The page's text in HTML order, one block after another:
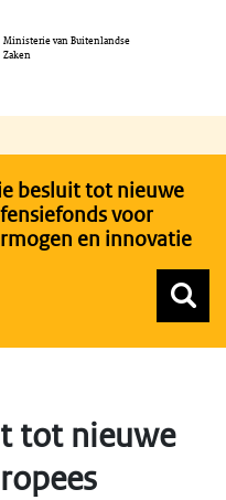
Ministerie van Buitenlandse
Zaken
besluit tot nieuwe
voor
en innovatie
tot nieuwe